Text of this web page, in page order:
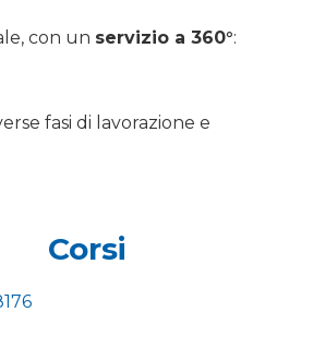
con un servizio a 360°:
fasi di lavorazione e
Corsi